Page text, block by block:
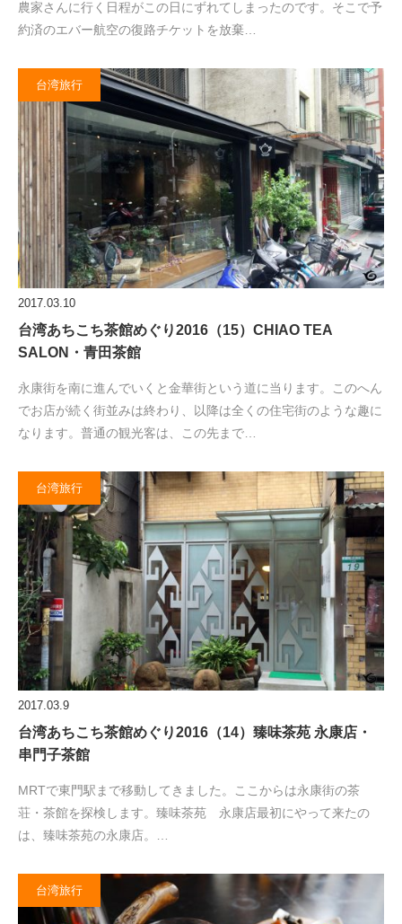
農家さんに行く日程がこの日にずれてしまったのです。そこで予
約済のエバー航空の復路チケットを放棄…
台湾旅行
2017.03.10
台湾あちこち茶館めぐり2016（15）CHIAO TEA
SALON・青田茶館
永康街を南に進んでいくと金華街という道に当ります。このへん
でお店が続く街並みは終わり、以降は全くの住宅街のような趣に
なります。普通の観光客は、この先まで…
台湾旅行
2017.03.9
台湾あちこち茶館めぐり2016（14）臻味茶苑 永康店・
串門子茶館
MRTで東門駅まで移動してきました。ここからは永康街の茶
荘・茶館を探検します。臻味茶苑 永康店最初にやって来たの
は、臻味茶苑の永康店。…
台湾旅行